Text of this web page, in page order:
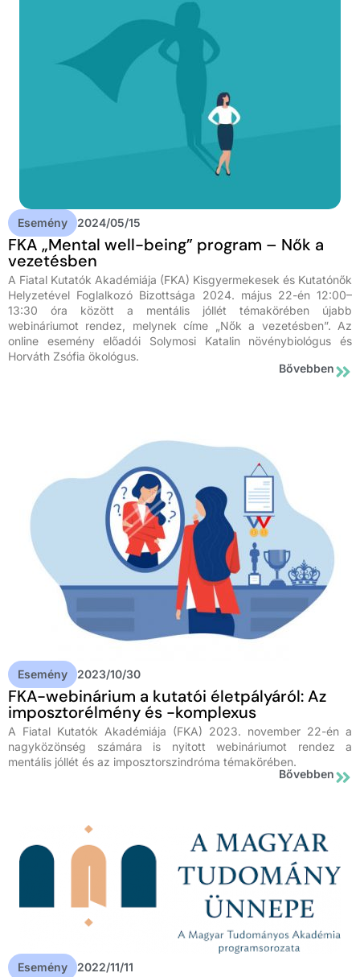
Esemény 2024/05/15
FKA „Mental well-being” program – Nők a
vezetésben
A Fiatal Kutatók Akadémiája (FKA) Kisgyermekesek és Kutatónők
Helyzetével Foglalkozó Bizottsága 2024. május 22-én 12:00–
13:30 óra között a mentális jóllét témakörében újabb
webináriumot rendez, melynek címe „Nők a vezetésben”. Az
online esemény előadói Solymosi Katalin növénybiológus és
Horváth Zsófia ökológus.
Bővebben
Esemény 2023/10/30
FKA-webinárium a kutatói életpályáról: Az
imposztorélmény és -komplexus
A Fiatal Kutatók Akadémiája (FKA) 2023. november 22-én a
nagyközönség számára is nyitott webináriumot rendez a
mentális jóllét és az imposztorszindróma témakörében.
Bővebben
Esemény 2022/11/11